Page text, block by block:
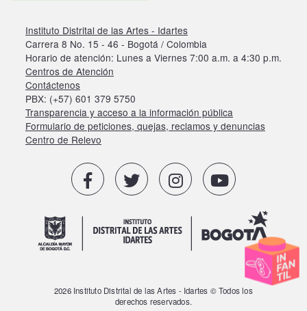
Instituto Distrital de las Artes - Idartes
Carrera 8 No. 15 - 46 - Bogotá / Colombia
Horario de atención: Lunes a Viernes 7:00 a.m. a 4:30 p.m.
Centros de Atención
Contáctenos
PBX: (+57) 601 379 5750
Transparencia y acceso a la información pública
Formulario de peticiones, quejas, reclamos y denuncias
Centro de Relevo
2026 Instituto Distrital de las Artes - Idartes © Todos los
derechos reservados.